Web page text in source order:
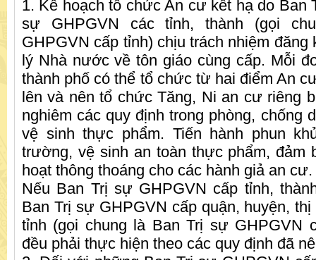
1. Kế hoạch tổ chức An cư kết hạ do Ban
sự GHPGVN các tỉnh, thành (gọi
GHPGVN cấp tỉnh) chịu trách nhiệm
lý Nhà nước về tôn giáo cùng cấp. Mỗi
thành phố có thể tổ chức từ hai điểm An
lên và nên tổ chức Tăng, Ni an cư riêng
nghiêm các quy định trong phòng, chống
vệ sinh thực phẩm. Tiến hành phun
trường, vệ sinh an toàn thực phẩm, đảm
hoạt thông thoáng cho các hành giả an cư.
Nếu Ban Trị sự GHPGVN cấp tỉnh,
Ban Trị sự GHPGVN cấp quận, huyện,
tỉnh (gọi chung là Ban Trị sự GHPGVN
đều phải thực hiện theo các quy định đã